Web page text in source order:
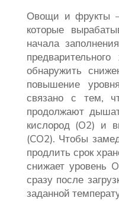
Овощи и фрукты
которые
начала
обнаружить
повышение
связано с тем,
продолжают
кислород (O2) и
(CO2). Чтобы
продлить срок
снижает уровень
сразу после
заданной